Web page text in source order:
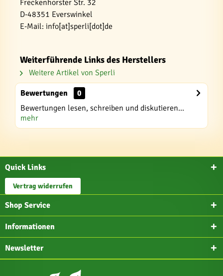
Freckenhorster Str. 32
D-48351 Everswinkel
E-Mail: info[at]sperli[dot]de
Weiterführende Links des Herstellers
Weitere Artikel von Sperli
Bewertungen
0
Bewertungen lesen, schreiben und diskutieren...
mehr
Quick Links
Vertrag widerrufen
Shop Service
Informationen
Newsletter